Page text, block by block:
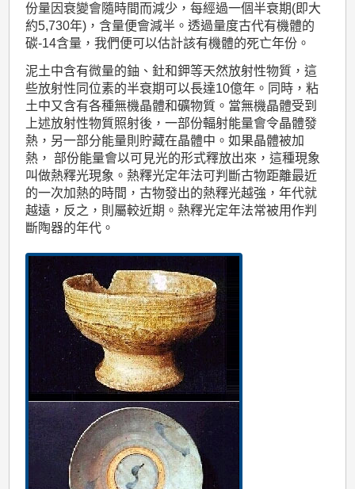
份量因衰變會隨時間而減少，每經過一個半衰期(即大
約5,730年)，含量便會減半。透過量度古代有機體的
碳-14含量，我們便可以估計該有機體的死亡年份。
泥土中含有微量的鈾、釷和鉀等天然放射性物質，這
些放射性同位素的半衰期可以長達10億年。同時，粘
土中又含有各種無機晶體和礦物質。當無機晶體受到
上述放射性物質照射後，一部份輻射能量會令晶體發
熱，另一部分能量則貯藏在晶體中。如果晶體被加
熱， 部份能量會以可見光的形式釋放出來，這種現象
叫做熱釋光現象。熱釋光定年法可判斷古物距離最近
的一次加熱的時間，古物發出的熱釋光越強，年代就
越遠，反之，則屬較近期。熱釋光定年法常被用作判
斷陶器的年代。